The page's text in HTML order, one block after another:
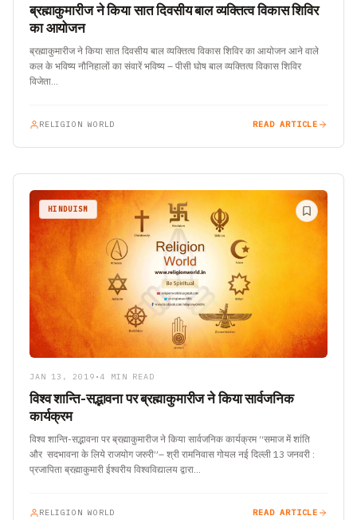
ब्रह्माकुमारीज ने किया सात दिवसीय बाल व्यक्तित्व विकास शिविर
का आयोजन
ब्रह्माकुमारीज ने किया सात दिवसीय बाल व्यक्तित्व विकास शिविर का आयोजन आने वाले
कल के भविष्य नौनिहालों का संवारें भविष्य – पीसी घोष बाल व्यक्तित्व विकास शिविर
विजेता…
RELIGION WORLD READ ARTICLE
HINDUISM
JAN 13, 2019 •4 MIN READ
विश्व शान्ति-सद्भावना पर ब्रह्माकुमारीज ने किया सार्वजनिक
कार्यक्रम
विश्व शान्ति-सद्भावना पर ब्रह्माकुमारीज ने किया सार्वजनिक कार्यक्रम “समाज में शांति
और सदभावना के लिये राजयोग जरुरी”– श्री रामनिवास गोयल नई दिल्ली 13 जनवरी :
प्रजापिता ब्रह्माकुमारी ईश्वरीय विश्वविद्यालय द्वारा…
RELIGION WORLD READ ARTICLE